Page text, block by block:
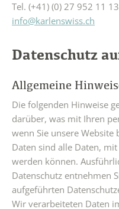
Tel. (+41) (0) 27 952 11 13
info@karlenswiss.ch
Datenschutz
Allgemeine
Die folgenden Hinweise
darüber, was mit Ihren
wenn Sie unsere Website
Daten sind alle Daten,
werden können.
Datenschutz entnehmen
aufgeführten
Wir verarbeiteten Daten